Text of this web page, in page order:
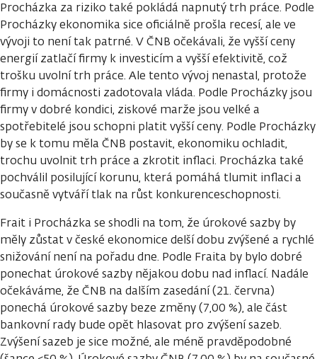
Procházka za riziko také pokládá napnutý trh práce. Podle
Procházky ekonomika sice oficiálně prošla recesí, ale ve
vývoji to není tak patrné. V ČNB očekávali, že vyšší ceny
energií zatlačí firmy k investicím a vyšší efektivitě, což
trošku uvolní trh práce. Ale tento vývoj nenastal, protože
firmy i domácnosti zadotovala vláda. Podle Procházky jsou
firmy v dobré kondici, ziskové marže jsou velké a
spotřebitelé jsou schopni platit vyšší ceny. Podle Procházky
by se k tomu měla ČNB postavit, ekonomiku ochladit,
trochu uvolnit trh práce a zkrotit inflaci. Procházka také
pochválil posilující korunu, která pomáhá tlumit inflaci a
současně vytváří tlak na růst konkurenceschopnosti.
Frait i Procházka se shodli na tom, že úrokové sazby by
měly zůstat v české ekonomice delší dobu zvýšené a rychlé
snižování není na pořadu dne. Podle Fraita by bylo dobré
ponechat úrokové sazby nějakou dobu nad inflací. Nadále
očekáváme, že ČNB na dalším zasedání (21. června)
ponechá úrokové sazby beze změny (7,00 %), ale část
bankovní rady bude opět hlasovat pro zvýšení sazeb.
Zvýšení sazeb je sice možné, ale méně pravděpodobné